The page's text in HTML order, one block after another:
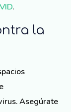
.
la
Asegúrate